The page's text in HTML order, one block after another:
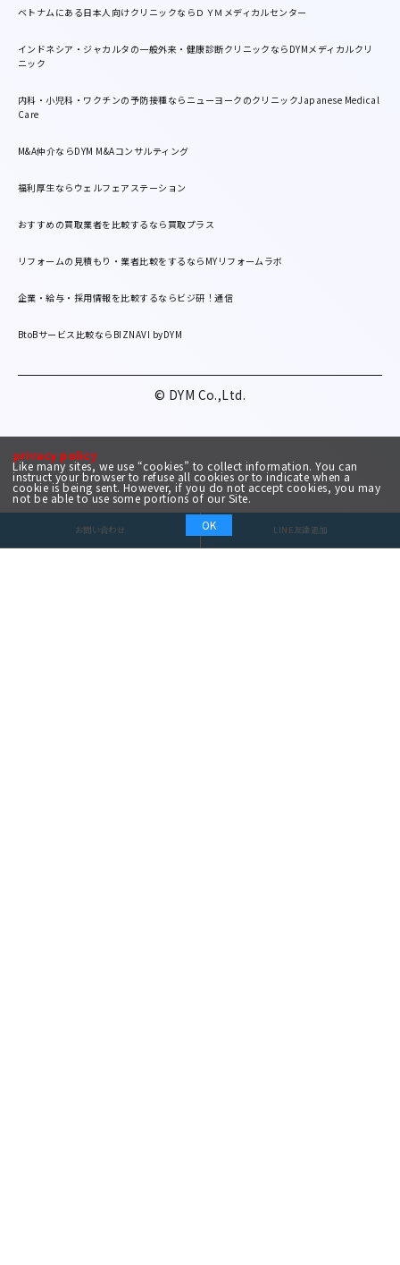
privacy policy
Like many sites, we use “cookies” to collect information. You can
instruct your browser to refuse all cookies or to indicate when a
cookie is being sent. However, if you do not accept cookies, you may
not be able to use some portions of our Site.
OK
お問い合わせ LINE友達追加
ベトナムにある日本人向けクリニックならＤＹＭメディカルセンター
インドネシア・ジャカルタの一般外来・健康診断クリニックならDYMメディカルクリ
ニック
内科・小児科・ワクチンの予防接種ならニューヨークのクリニックJapanese Medical
Care
M&A仲介ならDYM M&Aコンサルティング
福利厚生ならウェルフェアステーション
おすすめの買取業者を比較するなら買取プラス
リフォームの見積もり・業者比較をするならMYリフォームラボ
企業・給与・採用情報を比較するならビジ研！通信
BtoBサービス比較ならBIZNAVI byDYM
© DYM Co.,Ltd.